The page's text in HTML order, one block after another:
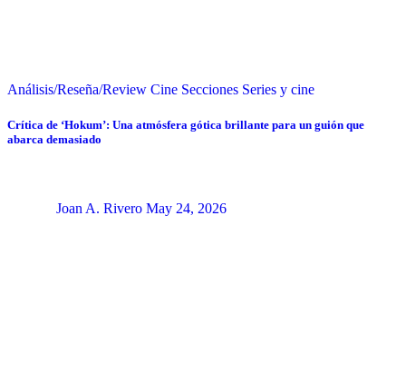
Análisis/Reseña/Review Cine Secciones Series y cine
Crítica de ‘Hokum’: Una atmósfera gótica brillante para un guión que
abarca demasiado
Joan A. Rivero May 24, 2026